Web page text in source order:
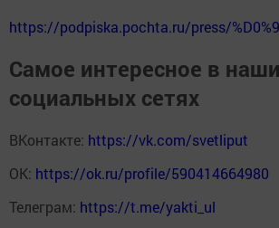
https://podpiska.pochta.ru/press/
Самое интересное в
социальных сетях
ВКонтакте: https://vk.com/svetliput
ОК: https://ok.ru/profile/590414664980
Телеграм: https://t.me/yakti_ul